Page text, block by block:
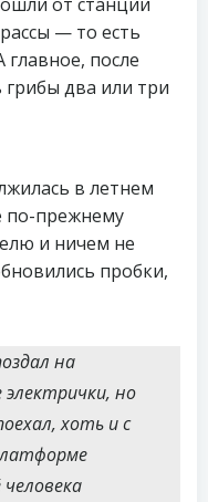
— то есть
главное, после
грибы два или три
в летнем
по-прежнему
и ничем не
пробки,
на
но
хоть и с